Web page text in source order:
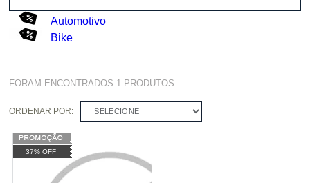
Automotivo
Bike
FORAM ENCONTRADOS 1 PRODUTOS
ORDENAR POR: SELECIONE
37% OFF